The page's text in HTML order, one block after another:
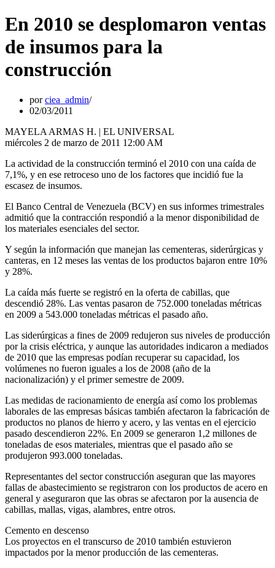
En 2010 se desplomaron ventas
de insumos para la
construcción
porciea_admin
02/03/2011
MAYELA ARMAS H. | EL UNIVERSAL
miércoles 2 de marzo de 2011 12:00 AM
La actividad de la construcción terminó el 2010 con una caída de
7,1%, y en ese retroceso uno de los factores que incidió fue la
escasez de insumos.
El Banco Central de Venezuela (BCV) en sus informes trimestrales
admitió que la contracción respondió a la menor disponibilidad de
los materiales esenciales del sector.
Y según la información que manejan las cementeras, siderúrgicas y
canteras, en 12 meses las ventas de los productos bajaron entre 10%
y 28%.
La caída más fuerte se registró en la oferta de cabillas, que
descendió 28%. Las ventas pasaron de 752.000 toneladas métricas
en 2009 a 543.000 toneladas métricas el pasado año.
Las siderúrgicas a fines de 2009 redujeron sus niveles de producción
por la crisis eléctrica, y aunque las autoridades indicaron a mediados
de 2010 que las empresas podían recuperar su capacidad, los
volúmenes no fueron iguales a los de 2008 (año de la
nacionalización) y el primer semestre de 2009.
Las medidas de racionamiento de energía así como los problemas
laborales de las empresas básicas también afectaron la fabricación de
productos no planos de hierro y acero, y las ventas en el ejercicio
pasado descendieron 22%. En 2009 se generaron 1,2 millones de
toneladas de esos materiales, mientras que el pasado año se
produjeron 993.000 toneladas.
Representantes del sector construcción aseguran que las mayores
fallas de abastecimiento se registraron con los productos de acero en
general y aseguraron que las obras se afectaron por la ausencia de
cabillas, mallas, vigas, alambres, entre otros.
Cemento en descenso
Los proyectos en el transcurso de 2010 también estuvieron
impactados por la menor producción de las cementeras.